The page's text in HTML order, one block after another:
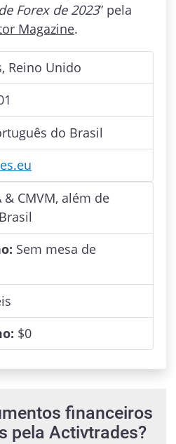
Forex de 2023” pela
Magazine.
Reino Unido
do Brasil
& CMVM, além de
Sem mesa de
$0
financeiros
pela Activtrades?